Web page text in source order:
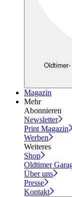
Magazin
Mehr
Abonnieren
Newsletter
Print Magazin
Werben
Weiteres
Shop
Oldtimer
Über uns
Presse
Kontakt